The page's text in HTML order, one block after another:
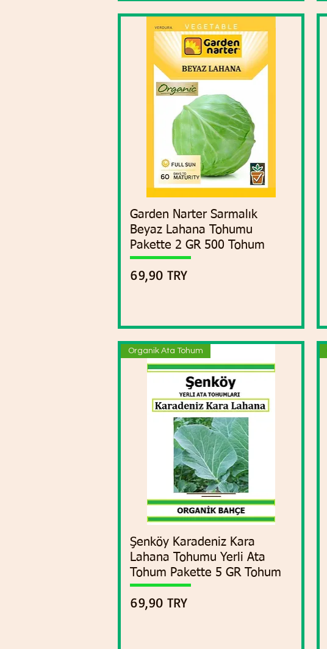
Vista rápida
Garden Narter Sarmalık
Beyaz Lahana Tohumu
Pakette 2 GR 500 Tohum
Precio
69,90 TRY
Vista rápida
Organik Ata Tohum
Şenköy Karadeniz Kara
Lahana Tohumu Yerli Ata
Tohum Pakette 5 GR Tohum
Precio
69,90 TRY